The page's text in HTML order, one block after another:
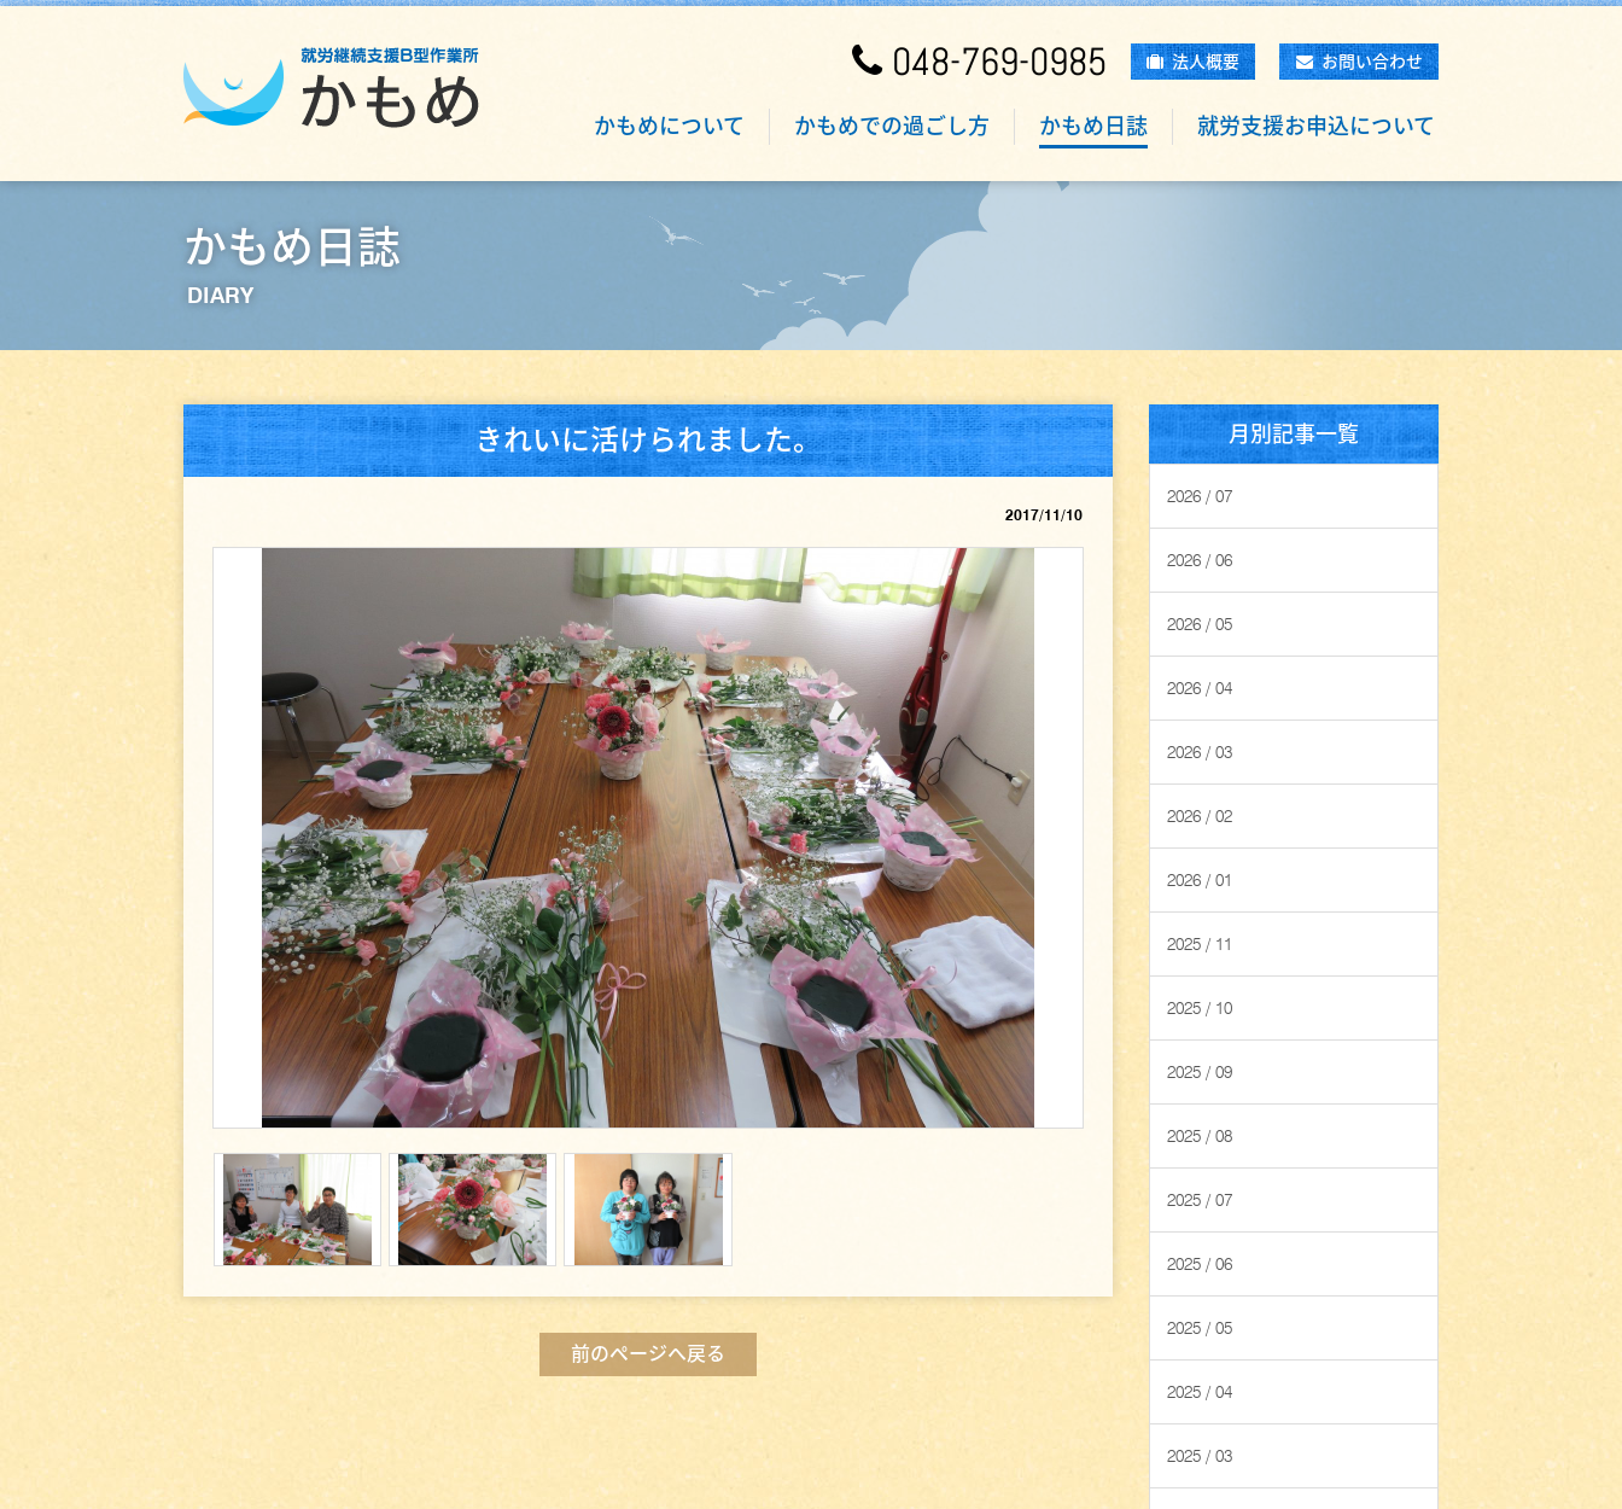
048-769-0985 法人概要 お問い合わせ
かもめについて かもめでの過ごし方 かもめ日誌 就労支援お申込について
かもめ日誌
DIARY
きれいに活けられました。
2017/11/10
前のページへ戻る
月別記事一覧
2026 / 07
2026 / 06
2026 / 05
2026 / 04
2026 / 03
2026 / 02
2026 / 01
2025 / 11
2025 / 10
2025 / 09
2025 / 08
2025 / 07
2025 / 06
2025 / 05
2025 / 04
2025 / 03